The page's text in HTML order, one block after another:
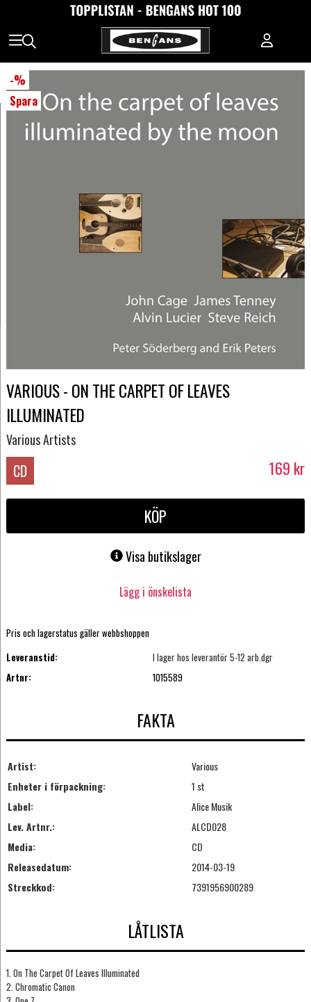
-%
Spara
VARIOUS - ON THE CARPET OF LEAVES
ILLUMINATED
Various Artists
CD 169 kr
KÖP
Visa butikslager
Lägg i önskelista
Pris och lagerstatus gäller webbshoppen
Leveranstid:
I lager hos leverantör 5-12 arb.dgr
Artnr:
1015589
FAKTA
Artist:
Various
Enheter i förpackning:
1 st
Label:
Alice Musik
Lev. Artnr.:
ALCD028
Media:
CD
Releasedatum:
2014-03-19
Streckkod:
7391956900289
LÅTLISTA
1. On The Carpet Of Leaves Illuminated
2. Chromatic Canon